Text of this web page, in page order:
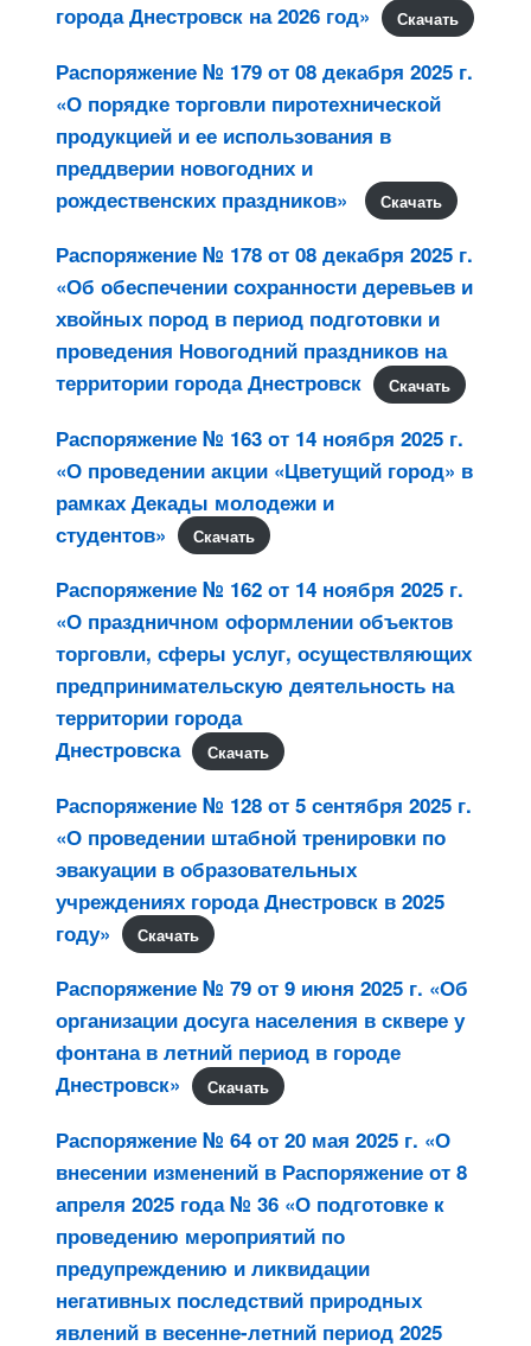
города Днестровск на 2026 год»
Скачать
Распоряжение № 179 от 08 декабря 2025 г.
«О порядке торговли пиротехнической
продукцией и ее использования в
преддверии новогодних и
рождественских праздников»
Скачать
Распоряжение № 178 от 08 декабря 2025 г.
«Об обеспечении сохранности деревьев и
хвойных пород в период подготовки и
проведения Новогодний праздников на
территории города Днестровск
Скачать
Распоряжение № 163 от 14 ноября 2025 г.
«О проведении акции «Цветущий город» в
рамках Декады молодежи и
студентов»
Скачать
Распоряжение № 162 от 14 ноября 2025 г.
«О праздничном оформлении объектов
торговли, сферы услуг, осуществляющих
предпринимательскую деятельность на
территории города
Днестровска
Скачать
Распоряжение № 128 от 5 сентября 2025 г.
«О проведении штабной тренировки по
эвакуации в образовательных
учреждениях города Днестровск в 2025
году»
Скачать
Распоряжение № 79 от 9 июня 2025 г. «Об
организации досуга населения в сквере у
фонтана в летний период в городе
Днестровск»
Скачать
Распоряжение № 64 от 20 мая 2025 г. «О
внесении изменений в Распоряжение от 8
апреля 2025 года № 36 «О подготовке к
проведению мероприятий по
предупреждению и ликвидации
негативных последствий природных
явлений в весенне-летний период 2025